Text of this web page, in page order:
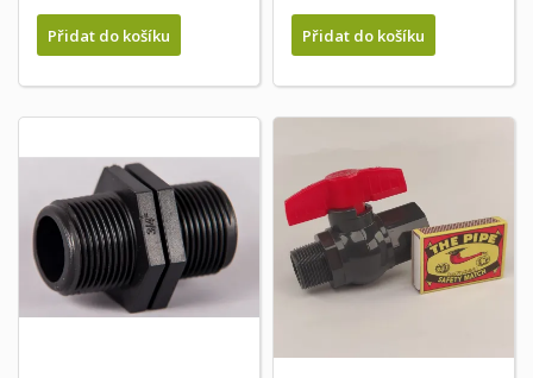
Přidat do košíku Přidat do košíku